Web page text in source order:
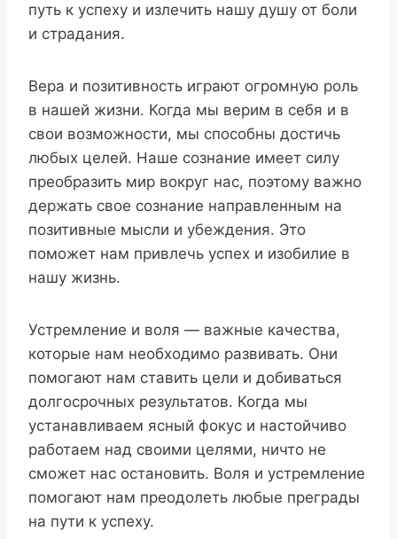
путь к успеху и излечить нашу душу от боли
и страдания.
Вера и позитивность играют огромную роль
в нашей жизни. Когда мы верим в себя и в
свои возможности, мы способны достичь
любых целей. Наше сознание имеет силу
преобразить мир вокруг нас, поэтому важно
держать свое сознание направленным на
позитивные мысли и убеждения. Это
поможет нам привлечь успех и изобилие в
нашу жизнь.
Устремление и воля — важные качества,
которые нам необходимо развивать. Они
помогают нам ставить цели и добиваться
долгосрочных результатов. Когда мы
устанавливаем ясный фокус и настойчиво
работаем над своими целями, ничто не
сможет нас остановить. Воля и устремление
помогают нам преодолеть любые преграды
на пути к успеху.